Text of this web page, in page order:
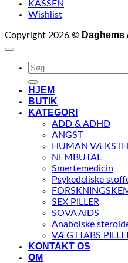
KASSEN
Wishlist
Copyright 2026 © Daghems
Søg
efter:
HJEM
BUTIK
KATEGORI
ADD & ADHD
ANGST
HUMAN
NEMBUTAL
Smertemedicin
Psykedeliske
SEX PILLER
SOVA AIDS
Anabolske
VÆGTTABS
KONTAKT OS
OM